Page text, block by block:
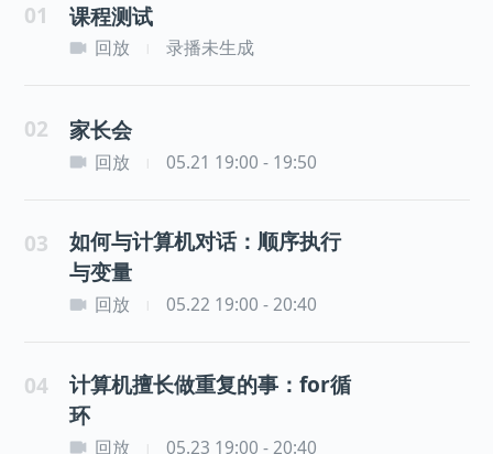
01 课程测试
回放 录播未生成
02 家长会
回放 05.21 19:00 - 19:50
03
如何与计算机对话：顺序执行
与变量
回放 05.22 19:00 - 20:40
04
计算机擅长做重复的事：for循
环
回放 05.23 19:00 - 20:40